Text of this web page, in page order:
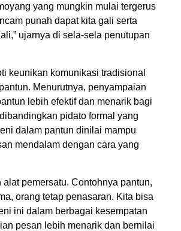
yang mungkin mulai tergerus
punah dapat kita gali serta
ujarnya di sela-sela penutupan
keunikan komunikasi tradisional
Menurutnya, penyampaian
lebih efektif dan menarik bagi
pidato formal yang
dalam pantun dinilai mampu
mendalam dengan cara yang
alat pemersatu. Contohnya pantun,
orang tetap penasaran. Kita bisa
ini dalam berbagai kesempatan
pesan lebih menarik dan bernilai